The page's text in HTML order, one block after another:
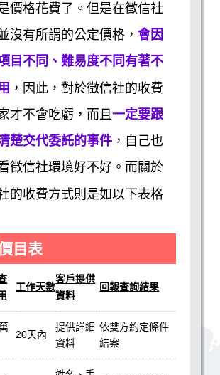
價格花費了。但是在徵信社
沒有所謂的公定價格，會因
目不同、難易度不同有著不
，因此，對於徵信社的收費
才不會吃虧，而且一定要跟
楚交代委託的事件 ，自己也
徵信社環境好不好。而關於
的收費方式則是如以下表格
目表
工作天數
客戶提供
資料
回報查詢結果
20天內
提供詳細
資料
依雙方約定條件
結案